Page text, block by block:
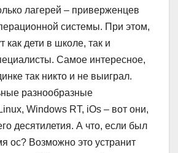
лагерей – приверженцев
системы. При этом,
как дети в школе, так и
Самое интересное,
так никто и не выиграл.
разнообразные
Windows RT, iOs – вот они,
десятилетия. А что, если был
ос? Возможно это устранит